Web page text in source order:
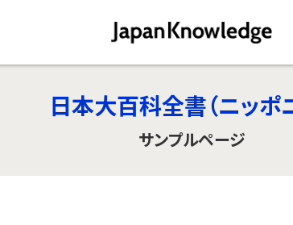
日本大百科全書（ニッポ
サンプルページ